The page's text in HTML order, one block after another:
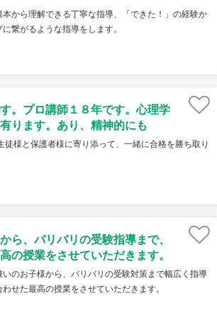
から理解できる丁寧な指導、「できた！」の経験か
繋がるような指導をします。
。プロ講師１８年です。心理学
ります。あり、精神的にも
徒様と保護者様に寄り添って、一緒に合格を勝ち取り
ら、バリバリの受験指導まで、
の授業をさせていただきます。
のお子様から、バリバリの受験対策まで幅広く指導
せた最高の授業をさせていただきます。